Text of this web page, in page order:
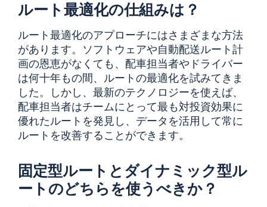
ルート最適化の仕組みは？
ルート最適化のアプローチにはさまざまな方法
があります。ソフトウェアや自動配送ルート計
画の恩恵がなくても、配車担当者やドライバー
は何十年もの間、ルートの最適化を試みてきま
した。しかし、最新のテクノロジーを使えば、
配車担当者はチームにとって最も対投資効果に
優れたルートを発見し、データを活用して常に
ルートを改善することができます。
固定型ルートとダイナミック型ル
ートのどちらを使うべきか？